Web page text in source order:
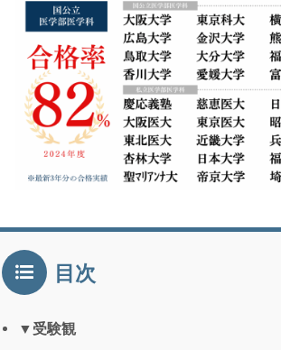
目次
▼受験観